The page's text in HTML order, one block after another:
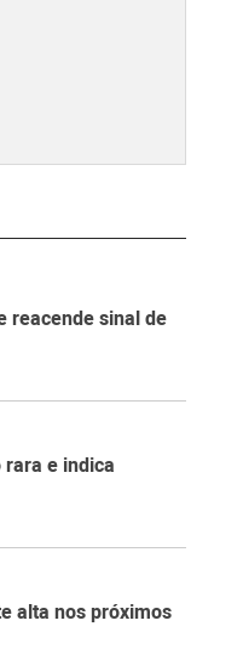
reacende sinal de
e indica
alta nos próximos